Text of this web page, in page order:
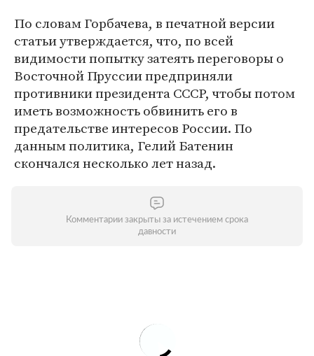
По словам Горбачева, в печатной версии
статьи утверждается, что, по всей
видимости попытку затеять переговоры о
Восточной Пруссии предприняли
противники президента СССР, чтобы потом
иметь возможность обвинить его в
предательстве интересов России. По
данным политика, Гелий Батенин
скончался несколько лет назад.
Комментарии закрыты за истечением срока
давности